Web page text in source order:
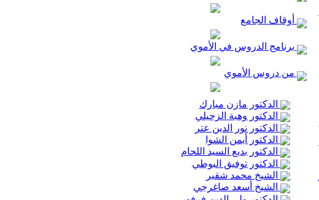
أوقاف الجامع
برنامج الدروس في الأموي
من دروس الأموي
الدكتور مازن مبارك
الدكتور وهبة الزحيلي
الدكتور نور الدين عتر
الدكتور أيمن الشوا
الدكتور بديع السيد اللحام
الدكتور توفيق البوطي
الشيخ محمد شقير
الشيخ أسعد صاغرجي